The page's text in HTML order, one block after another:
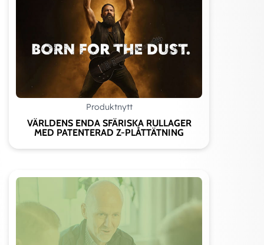
Produktnytt
VÄRLDENS ENDA SFÄRISKA RULLAGER
MED PATENTERAD Z-PLÅTTÄTNING